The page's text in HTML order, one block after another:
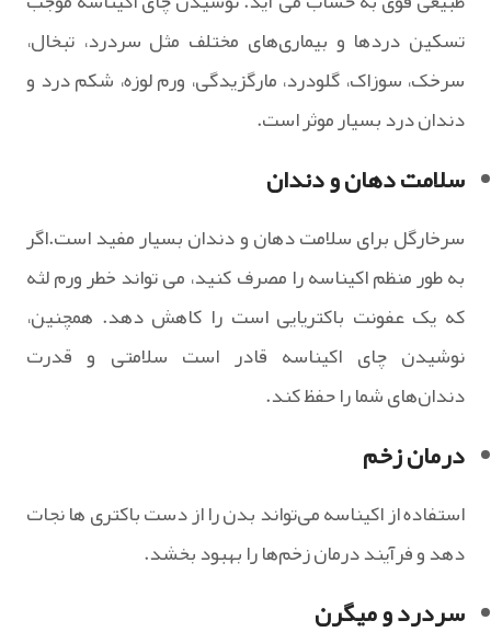
تسکین دردها و بیماری‌های مختلف مثل سردرد، تبخال،
سرخک، سوزاک، گلودرد، مارگزیدگی، ورم لوزه، شکم ‌درد و
دندان ‌درد بسیار موثر است.
سلامت دهان و دندان
سرخارگل برای سلامت دهان و دندان بسیار مفید است.اگر
به طور منظم اکیناسه را مصرف کنید، می‌ تواند خطر ورم لثه
که یک عفونت باکتریایی است را کاهش‌ دهد. همچنین،
نوشیدن چای اکیناسه قادر است سلامتی و قدرت
دندان‌های شما را حفظ کند.
درمان زخم
استفاده از اکیناسه می‌تواند بدن را از دست باکتری ها نجات
دهد و فرآیند درمان زخم‌ها را بهبود بخشد.
سردرد و میگرن